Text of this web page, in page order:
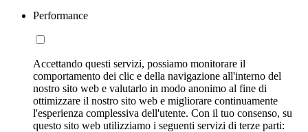
Performance
Accettando questi servizi, possiamo monitorare il
comportamento dei clic e della navigazione all'interno del
nostro sito web e valutarlo in modo anonimo al fine di
ottimizzare il nostro sito web e migliorare continuamente
l'esperienza complessiva dell'utente. Con il tuo consenso, su
questo sito web utilizziamo i seguenti servizi di terze parti: